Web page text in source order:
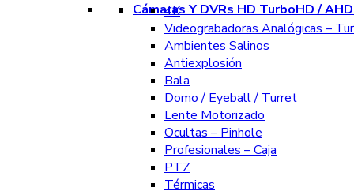
Cámaras Y DVRs HD TurboHD /
4K
Videograbadoras Analógicas –
Ambientes Salinos
Antiexplosión
Bala
Domo / Eyeball / Turret
Lente Motorizado
Ocultas – Pinhole
Profesionales – Caja
PTZ
Térmicas